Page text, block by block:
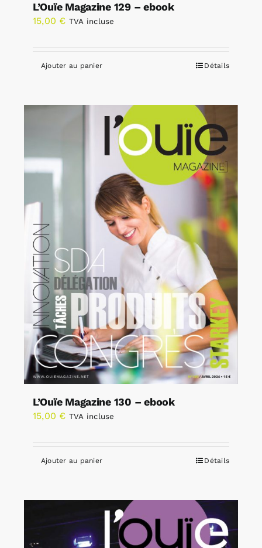
L’Ouïe Magazine 129 – ebook
15,00 € TVA incluse
Ajouter au panier Détails
L’Ouïe Magazine 130 – ebook
15,00 € TVA incluse
Ajouter au panier Détails